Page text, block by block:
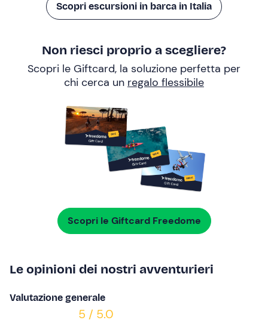
Scopri escursioni in barca in Italia
Non riesci proprio a scegliere?
Scopri le Giftcard, la soluzione perfetta per
chi cerca un regalo flessibile
Scopri le Giftcard Freedome
Le opinioni dei nostri avventurieri
Valutazione generale
5 / 5.0